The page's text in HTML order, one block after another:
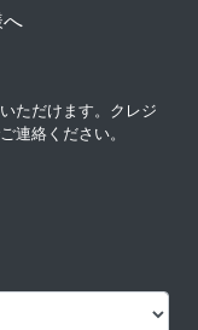
へ
ただけます。クレジ
連絡ください。